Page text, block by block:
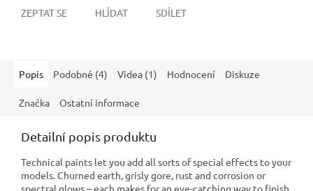
ZEPTAT SE HLÍDAT SDÍLET
Popis Podobné (4) Videa (1) Hodnocení Diskuze
Značka Ostatní informace
Detailní popis produktu
Technical paints let you add all sorts of special effects to your
models. Churned earth, grisly gore, rust and corrosion or
spectral glows – each makes for an eye-catching way to finish